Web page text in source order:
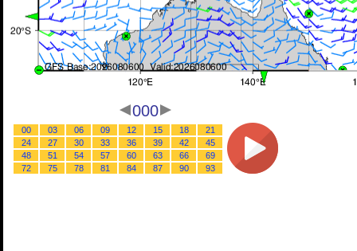
000
00 03 06 09 12 15 18
21
24
27 30 33 36 39 42
45
48
51 54 57 60 63 66
69
72
75 78 81 84 87 90 93